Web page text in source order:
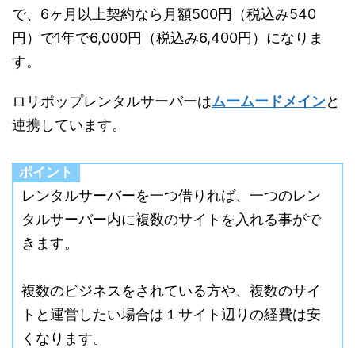
で、6ヶ月以上契約なら月額500円（税込み540
円）で1年で6,000円（税込み6,400円）になりま
す。
ロリポップレンタルサーバーはムームードメインと
連携しています。
ポイント
レンタルサーバーを一つ借りれば、一つのレン
タルサーバー内に複数のサイトを入れる事がで
きます。
複数のビジネスをされている方や、複数のサイ
トと運営したい場合は１サイト辺りの経費は安
くなります。